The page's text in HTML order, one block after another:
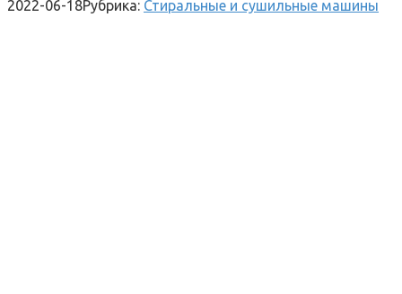
2022-06-18Рубрика: Стиральные и сушильные машины